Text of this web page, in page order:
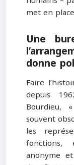
met en
Une
donne
Faire
depuis
Bourdieu,
souvent
les
fonctions,
anonyme